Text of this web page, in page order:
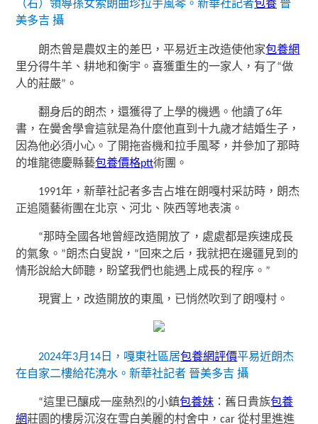
（右）領導孫女索朗曲珍拉手風琴。新華社記者包養 晉
美多吉 攝
朗杰曾是農奴主的差巴，平易近主改造使他家包養網
里分得牛羊、耕地和衡宇。喜獲重生的一家人，有了“做
人的莊嚴”。
翻身后的朗杰，還獲得了上學的機遇。他讀了6年
書，在黌舍學會這就是為什麼他直到十九歲才結婚生子，
因為他必須小心。了開拖沓機和拉手風琴，并參加了那時
的堆龍德慶縣藝包養價格ptt術團。
1991年，新華社記者多吉占堆在朗嘎村采訪時，朗杰
正追隨藝術團在北京、河北、陜西等地表演。
“那時全國各地曾經改造開放了，處處都是疾速成長
的氣象。”朗杰白叟說，“回來之后，我就把在邊疆見到的
情形說給大師聽，盼望我們也能遇上成長的程序。”
現實上，改造開放的東風，已悄然吹到了朗嘎村。
2024年3月14日，嘎東社區居包養網評價平易近朗杰
在自家二樓給花澆水。新華社記者 晉美多吉 攝
“這里已釀成一座熱烈的小鎮包養妹 ：舊日貴族包養
網莊園的樓房沉沒在雪白美麗的村舍中，car 從村里進進